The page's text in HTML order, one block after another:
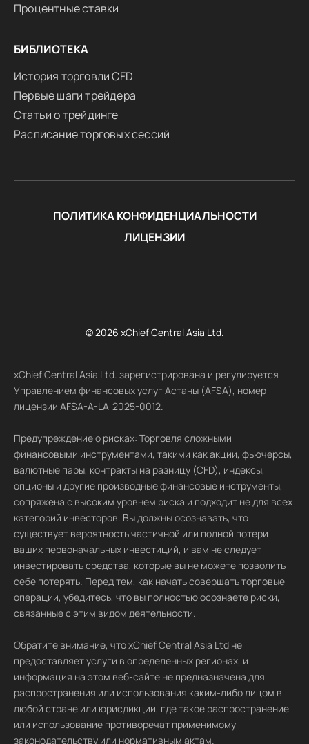
Процентные ставки
БИБЛИОТЕКА
История торговли CFD
Первые шаги трейдера
Статьи о трейдинге
Расписание торговых сессий
ПОЛИТИКА КОНФИДЕНЦИАЛЬНОСТИ
ЛИЦЕНЗИИ
© 2026 xChief Central Asia Ltd.
xChief Central Asia Ltd. зарегистрирована и регулируется
Управлением финансовых услуг Астаны (AFSA), номер
лицензии AFSA-A-LA-2025-0012.
Предупреждение о рисках: Торговля сложными
финансовыми инструментами, такими как акции, фьючерсы,
валютные пары, контракты на разницу (CFD), индексы,
опционы и другие производные финансовые инструменты,
сопряжена с высоким уровнем риска и подходит не для всех
категорий инвесторов. Вы должны осознавать, что
существует вероятность частичной или полной потери
ваших первоначальных инвестиций, и вам не следует
инвестировать средства, которые вы не можете позволить
себе потерять. Перед тем, как начать совершать торговые
операции, убедитесь, что вы полностью осознаете риски,
связанные с этим видом деятельности.
Обратите внимание, что xChief Central Asia Ltd не
предоставляет услуги в определенных регионах, и
информация на этом веб-сайте не предназначена для
распространения или использования каким-либо лицом в
любой стране или юрисдикции, где такое распространение
или использование противоречат применимому
законодательству или нормативным актам.